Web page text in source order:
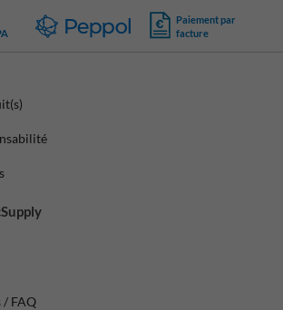
Paiement par
facture
/ FAQ